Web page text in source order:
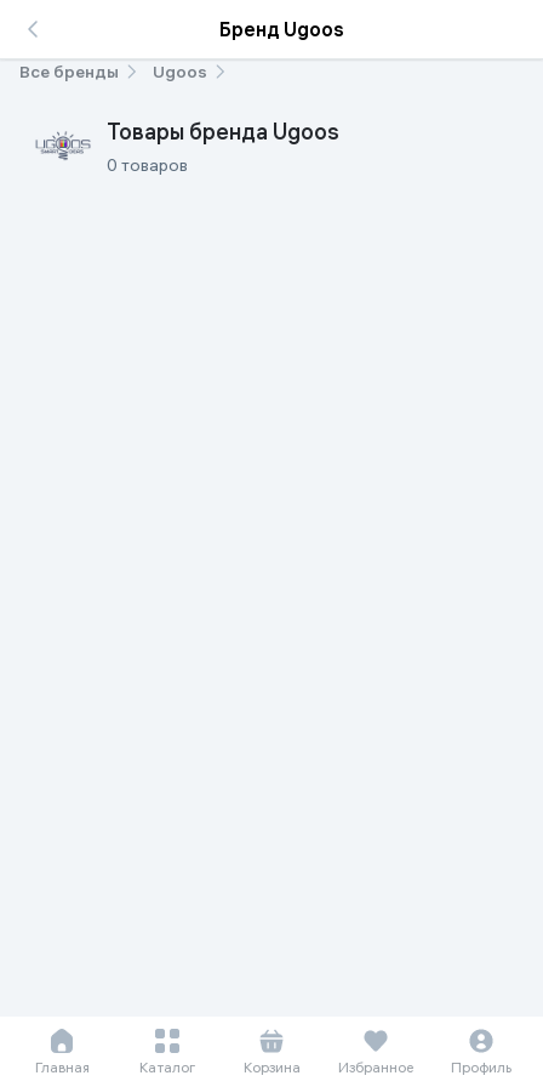
Бренд Ugoos
Все бренды Ugoos
Товары бренда Ugoos
0 товаров
Главная Каталог Корзина Избранное Профиль